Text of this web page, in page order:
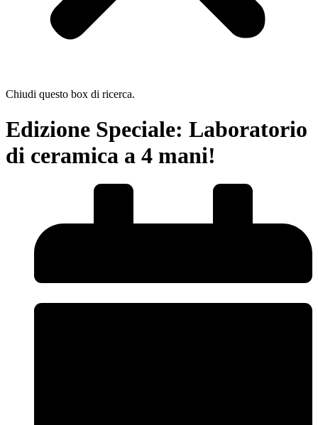
Chiudi questo box di ricerca.
Edizione Speciale: Laboratorio
di ceramica a 4 mani!